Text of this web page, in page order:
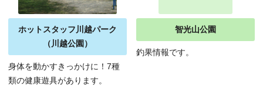
ホットスタッフ川越パーク
（川越公園）
身体を動かすきっかけに！7種
類の健康遊具があります。
智光山公園
釣果情報です。